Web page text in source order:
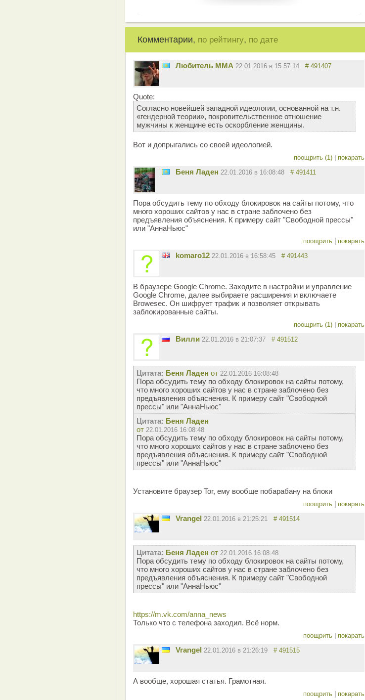
Комментарии, по рейтингу, по дате
Любитель ММА 22.01.2016 в 15:57:14 # 491407
Quote:
Согласно новейшей западной идеологии, основанной на т.н.
«гендерной теории», покровительственное отношение
мужчины к женщине есть оскорбление женщины.
Вот и допрыгались со своей идеологией.
поощрить (1) покарать
Беня Ладен 22.01.2016 в 16:08:48 # 491411
Пора обсудить тему по обходу блокировок на сайты потому, что
много хороших сайтов у нас в стране заблочено без
предъявления объяснения. К примеру сайт "Свободной прессы"
или "АннаНьюс"
поощрить покарать
komaro12 22.01.2016 в 16:58:45 # 491443
В браузере Google Chrome. Заходите в настройки и управление
Google Chrome, далее выбираете расширения и включаете
Browesec. Он шифрует трафик и позволяет открывать
заблокированные сайты.
поощрить (1) покарать
Вилли 22.01.2016 в 21:07:37 # 491512
Цитата: Беня Ладен от 22.01.2016 16:08:48
Пора обсудить тему по обходу блокировок на сайты потому,
что много хороших сайтов у нас в стране заблочено без
предъявления объяснения. К примеру сайт "Свободной
прессы" или "АннаНьюс"
Цитата: Беня Ладен
от 22.01.2016 16:08:48
Пора обсудить тему по обходу блокировок на сайты потому,
что много хороших сайтов у нас в стране заблочено без
предъявления объяснения. К примеру сайт "Свободной
прессы" или "АннаНьюс"
Установите браузер Tor, ему вообще побарабану на блоки
поощрить покарать
Vrangel 22.01.2016 в 21:25:21 # 491514
Цитата: Беня Ладен от 22.01.2016 16:08:48
Пора обсудить тему по обходу блокировок на сайты потому,
что много хороших сайтов у нас в стране заблочено без
предъявления объяснения. К примеру сайт "Свободной
прессы" или "АннаНьюс"
https://m.vk.com/anna_news
Только что с телефона заходил. Всё норм.
поощрить покарать
Vrangel 22.01.2016 в 21:26:19 # 491515
А вообще, хорошая статья. Грамотная.
поощрить покарать